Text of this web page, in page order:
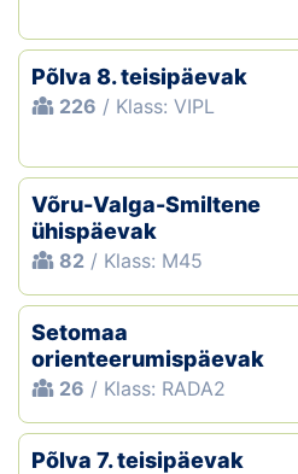
Põlva 8. teisipäevak
226 / Klass: VIPL
Võru-Valga-Smiltene
ühispäevak
82 / Klass: M45
Setomaa
orienteerumispäevak
26 / Klass: RADA2
Põlva 7. teisipäevak